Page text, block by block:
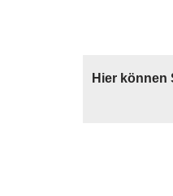
Hier können